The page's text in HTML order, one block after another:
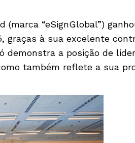
(marca “eSignGlobal”)
graças à sua excelente
a posição de
também reflete a sua